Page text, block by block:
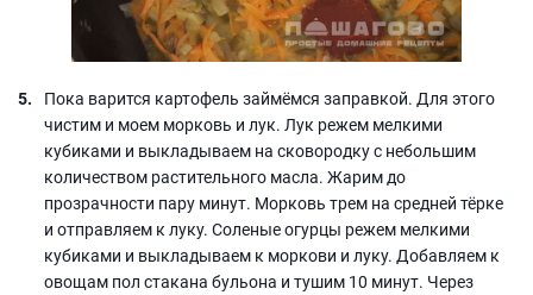
Пока варится картофель займёмся заправкой. Для этого
чистим и моем морковь и лук. Лук режем мелкими
кубиками и выкладываем на сковородку с небольшим
количеством растительного масла. Жарим до
прозрачности пару минут. Морковь трем на средней тёрке
и отправляем к луку. Соленые огурцы режем мелкими
кубиками и выкладываем к моркови и луку. Добавляем к
овощам пол стакана бульона и тушим 10 минут. Через